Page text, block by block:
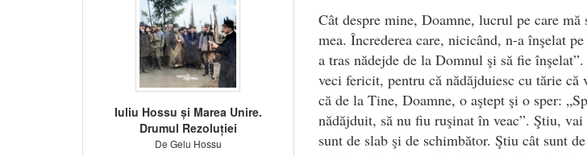
Iuliu Hossu și Marea Unire.
Drumul Rezoluției
De Gelu Hossu
Cât despre mine, Doamne, lucrul pe care
mea. Încrederea care, nicicând, n-a înşelat
a tras nădejde de la Domnul şi să fie
veci fericit, pentru că nădăjduiesc cu tărie că
că de la Tine, Doamne, o aştept şi o sper:
nădăjduit, să nu fiu ruşinat în veac”. Ştiu,
sunt de slab şi de schimbător. Ştiu cât sunt